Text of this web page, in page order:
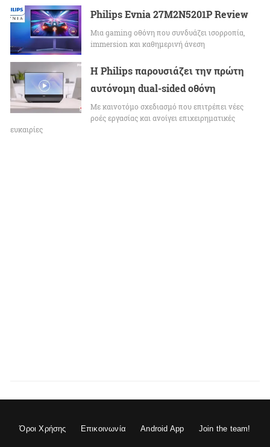
Philips Evnia 27M2N5201P Review
Μια gaming οθόνη που συνδυάζει ισορροπία,
immersion και καθημερινή άνεση
Η Philips παρουσιάζει την πρώτη
αυτόνομη dual-sided οθόνη
Με καινοτόμο σχεδιασμό που επιτρέπει νέες
ροές εργασίας και ανοίγει επιχειρηματικές
ευκαιρίες
Όροι Χρήσης Επικοινωνία Android App Join the team!